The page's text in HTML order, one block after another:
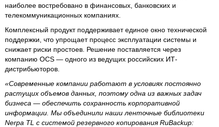
наиболее востребовано в финансовых, банковских и
телекоммуникационных компаниях.
Комплексный продукт поддерживает единое окно технической
поддержки, что упрощает процесс эксплуатации системы и
снижает риски простоев. Решение поставляется через
компанию OCS — одного из ведущих российских ИТ-
дистрибьюторов.
«Современные компании работают в условиях постоянно
растущих объемов данных, поэтому одна из важных задач
бизнеса — обеспечить сохранность корпоративной
информации. Мы объединили наши ленточные библиотеки
Nerpa TL с системой резервного копирования RuBackup: